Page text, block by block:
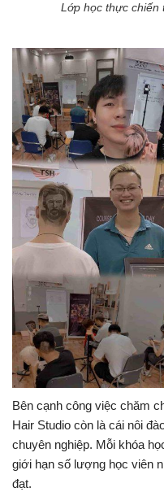
Lớp học thực chiến
Bên cạnh công việc chăm
Hair Studio còn là cái nôi
chuyên nghiệp. Mỗi khóa
giới hạn số lượng học viên
đạt.